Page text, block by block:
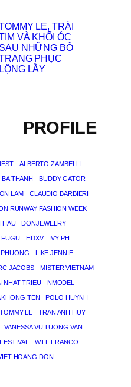
LE, TRÁI
VÀ KHỐI ÓC
SAU NHỮNG BỘ
PHỤC
LỘNG LẪY
PROFILE
ALBERTO ZAMBELLI
BA THANH BUDDY GATOR
LAM CLAUDIO BARBIERI
RUNWAY FASHION WEEK
HAU DONJEWELRY
FUGU HDXV IVY PH
PHUONG LIKE JENNIE
JACOBS MISTER VIETNAM
NHAT TRIEU NMODEL
TEN POLO HUYNH
TOMMY LE TRAN ANH HUY
VANESSA VU TUONG VAN
WILL FRANCO
HOANG DON